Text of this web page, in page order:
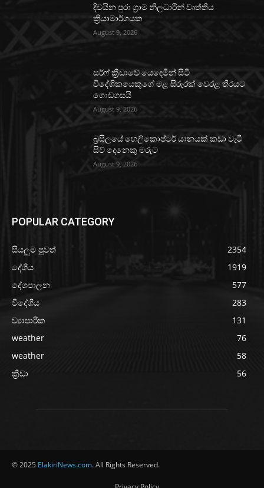
දිවයින පුරා ග්‍රාම නිලධාරීන් වෘත්තීය
ක්‍රියාමාර්ගයක
August 9, 2026
සර්ෆ් ක්‍රීඩාවේ යෙදෙමින් සිටි
විදේශිකයෙකුගේ මළ සිරුරක් වෙරළ තීරයට
ගොඩගසයි
August 9, 2026
බ්‍රසීලයේ හෙලිකොප්ටර් යානයක් කඩා වැටී
සිව් දෙනෙකු මරුට
August 9, 2026
POPULAR CATEGORY
සියලුම පුවත්
2354
දේශීය
1919
දේශපාලන
577
විදේශීය
283
ව්‍යාපාරික
131
weather
76
weather
58
ක්‍රීඩා
56
© 2025 ElakiriNews.com. All Rights Reserved.